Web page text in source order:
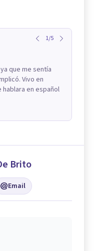
1/5
que me sentía
Vivo en
en español
Brito
Email